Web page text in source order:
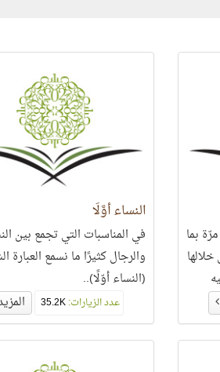
تكرّرت في القرآن 23 مرّة بما
النساء أوَّلًا
في المناسبات التي تجمع بين
والرجال كثيرًا ما نسمع العبارة
(النساء أوّلًا)..
عدد الزيارات:35.2K